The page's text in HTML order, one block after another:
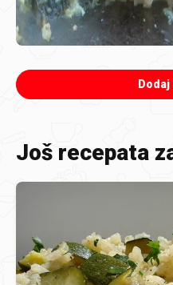
Još recepata